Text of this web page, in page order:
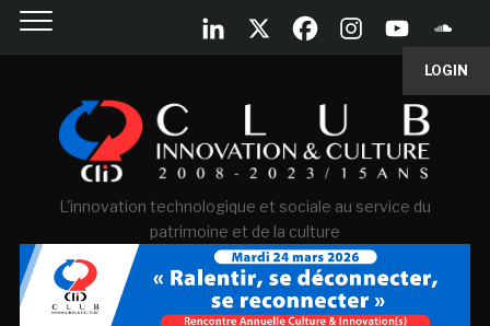
LOGIN
L'innovation technologique et sociale au service du
patrimoine et de la culture